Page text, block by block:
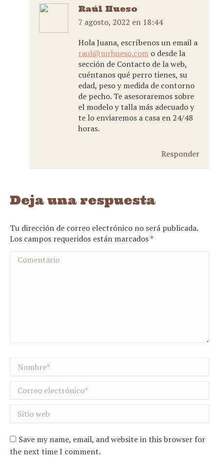
Raúl Hueso
dice:
7 agosto, 2022 en 18:44
Hola Juana, escríbenos un email a
raul@mrhueso.com o desde la
sección de Contacto de la web,
cuéntanos qué perro tienes, su
edad, peso y medida de contorno
de pecho. Te asesoraremos sobre
el modelo y talla más adecuado y
te lo enviaremos a casa en 24/48
horas.
Responder
Deja una respuesta
Tu dirección de correo electrónico no será publicada.
Los campos requeridos están marcados*
Comentario
Nombre *
Correo electrónico *
Sitio web
Save my name, email, and website in this browser for
the next time I comment.